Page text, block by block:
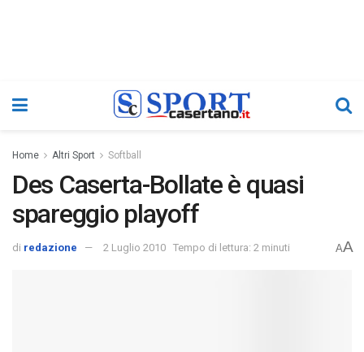
Home Altri Sport Softball
Des Caserta-Bollate è quasi
spareggio playoff
di redazione 2 Luglio 2010 Tempo di lettura: 2 minuti AA